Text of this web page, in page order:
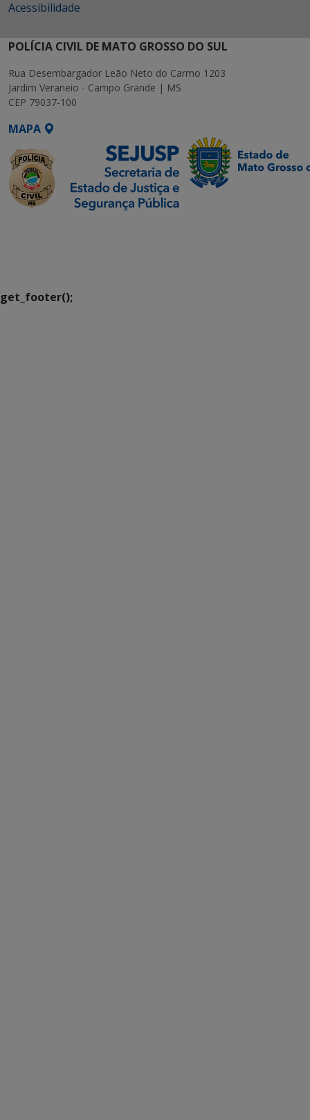
Acessibilidade
POLÍCIA CIVIL DE MATO GROSSO DO SUL
Rua Desembargador Leão Neto do Carmo 1203
Jardim Veraneio - Campo Grande | MS
CEP 79037-100
MAPA
get_footer();